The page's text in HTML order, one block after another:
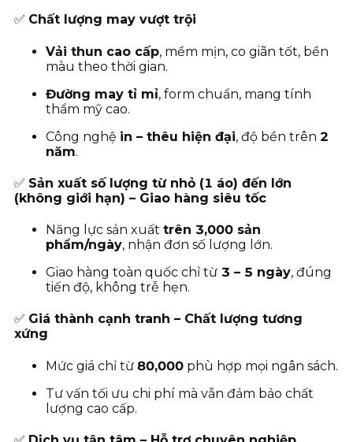
✅ Chất lượng may vượt trội
Vải thun cao cấp, mềm mịn, co giãn tốt, bền
màu theo thời gian.
Đường may tỉ mỉ, form chuẩn, mang tính
thẩm mỹ cao.
Công nghệ in – thêu hiện đại, độ bền trên 2
năm.
✅ Sản xuất số lượng từ nhỏ (1 áo) đến lớn
(không giới hạn) – Giao hàng siêu tốc
Năng lực sản xuất trên 3,000 sản
phẩm/ngày, nhận đơn số lượng lớn.
Giao hàng toàn quốc chỉ từ 3 – 5 ngày, đúng
tiến độ, không trễ hẹn.
✅ Giá thành cạnh tranh – Chất lượng tương
xứng
Mức giá chỉ từ 80,000 phù hợp mọi ngân sách.
Tư vấn tối ưu chi phí mà vẫn đảm bảo chất
lượng cao cấp.